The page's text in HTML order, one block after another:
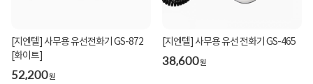
[지엔텔] 사무용 유선전화기 GS-872
[화이트]
52,200원
[지엔텔] 사무용 유선 전화기 GS-465
38,600원